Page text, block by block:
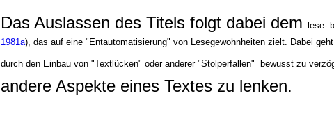
Das Auslassen des Titels folgt dabei dem
lese-
1981a), das auf eine "Entautomatisierung" von Lesegewohnheiten zielt. Dabei
durch den Einbau von "Textlücken" oder anderer "Stolperfallen" bewusst zu
andere Aspekte eines Textes zu lenken.